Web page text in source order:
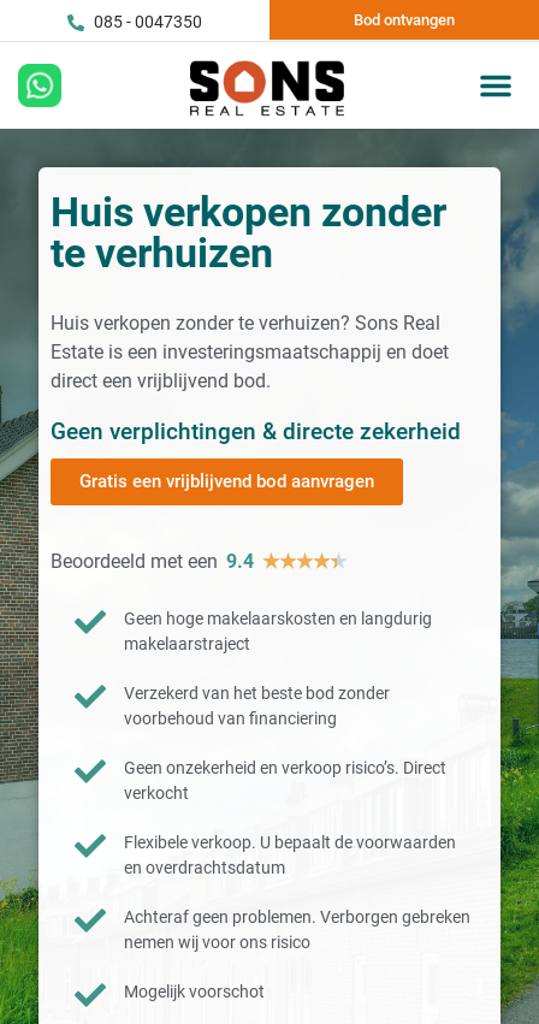
085 - 0047350 Bod ontvangen
Huis verkopen zonder
te verhuizen
Huis verkopen zonder te verhuizen? Sons Real
Estate is een investeringsmaatschappij en doet
direct een vrijblijvend bod.
Geen verplichtingen & directe zekerheid
Gratis een vrijblijvend bod aanvragen
Beoordeeld met een 9.4 ★★★★★
Geen hoge makelaarskosten en langdurig
makelaarstraject
Verzekerd van het beste bod zonder
voorbehoud van financiering
Geen onzekerheid en verkoop risico’s. Direct
verkocht
Flexibele verkoop. U bepaalt de voorwaarden
en overdrachtsdatum
Achteraf geen problemen. Verborgen gebreken
nemen wij voor ons risico
Mogelijk voorschot